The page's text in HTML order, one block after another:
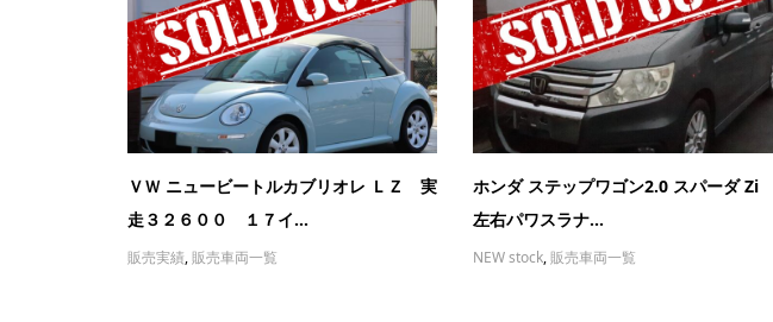
ＶＷ ニュービートルカブリオレ ＬＺ 実
走３２６００ １７イ...
販売実績,販売車両一覧
ホンダ ステップワゴン2.0 スパーダ Zi
左右パワスラナ...
NEW stock,販売車両一覧